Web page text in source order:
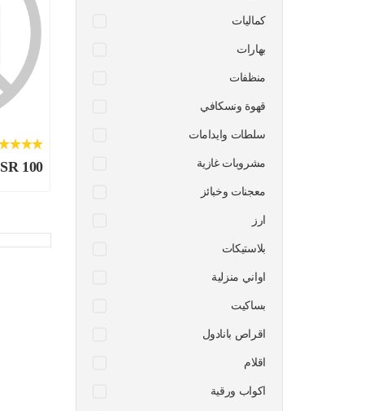
كماليات
بهارات
منظفات
قهوة ونسكافي
سلطات وايدامات
مشروبات غازية
معجنات وخبائز
ارز
بلاستيكات
اواني منزلية
بساكيت
اقراص بانادول
اقلام
اكواب ورقية
SR 100